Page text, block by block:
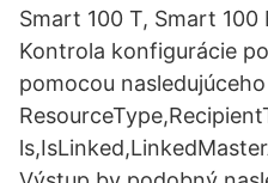
Smart 100 T, Smart 100
Kontrola konfigurácie
pomocou